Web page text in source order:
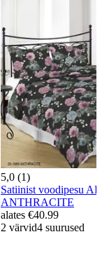
5,0 (1)
Satiinist voodipesu
ANTHRACITE
alates €40.99
2 värvid4 suurused